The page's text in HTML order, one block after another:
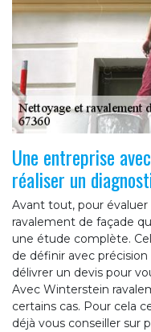
Une entreprise
réaliser un
Avant tout, pour évaluer
ravalement de façade
une étude complète.
de définir avec
délivrer un devis pour
Avec Winterstein
certains cas. Pour cela
déjà vous conseiller sur